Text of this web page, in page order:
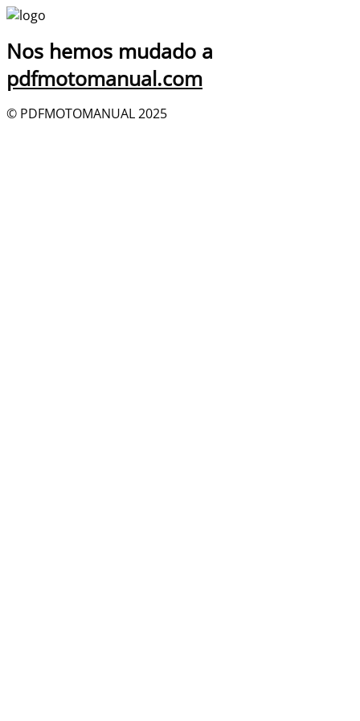
Nos hemos mudado a
pdfmotomanual.com
© PDFMOTOMANUAL 2025